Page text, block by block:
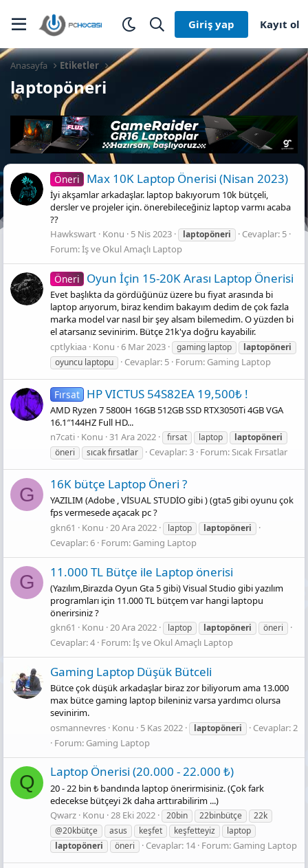
Giriş yap Kayıt ol
Anasayfa Etiketler
laptopöneri
Öneri Max 10K Laptop Önerisi (Nisan 2023)
İyi akşamlar arkadaşlar. laptop bakıyorum 10k bütçeli,
dersler ve projeler için. önerebileceğiniz laptop varmı acaba
??
Hawkswart Konu 5 Nis 2023 laptopöneri
Cevaplar: 5
Forum:İş ve Okul Amaçlı Laptop
Öneri Oyun İçin 15-20K Arası Laptop Önerisi
Evet başlıkta da gördüğünüz üzere bu fiyat arasında bi
laptop arıyorum, biraz kendim bakayım dedim de çok fazla
marka model var nasıl bir şey alsam bilemedim. O yüzden bi
el atarsanız sevinirim. Bütçe 21k'ya doğru kayabilir.
cptlykiaa Konu 6 Mar 2023 gaming laptop
laptopöneri
oyuncu laptopu
Cevaplar: 5 Forum: Gaming Laptop
Fırsat HP VICTUS 54S82EA 19,500₺ !
AMD Ryzen 7 5800H 16GB 512GB SSD RTX3050Ti 4GB VGA
16.1″144HZ Full HD...
n7cati Konu 31 Ara 2022 fırsat laptop
laptopöneri
öneri
sıcak fırsatlar Cevaplar: 3 Forum:Sıcak Fırsatlar
G 16K bütçe Laptop Öneri ?
YAZILIM (Adobe , VİSUAL STUDİO gibi ) (gta5 gibi oyunu çok
fps vermesede açacak pc ?
gkn61
Konu 20 Ara 2022 laptop laptopöneri
Cevaplar: 6 Forum: Gaming Laptop
G 11.000 TL Bütçe ile Laptop önerisi
(Yazılım,Birazda Oyun Gta 5 gibi) Visual Studio gibi yazılım
programları için 11.000 TL bütçem var hangi laptopu
önerirsiniz ?
gkn61
Konu 20 Ara 2022 laptop laptopöneri öneri
Cevaplar: 4 Forum:İş ve Okul Amaçlı Laptop
Gaming Laptop Düşük Bütceli
Bütce çok düşük arkadaşlar biraz zor biliyorum ama 13.000
max bütce gaming laptop bileniniz varsa yardımcı olursa
sevinirim.
osmannevres Konu 5 Kas 2022 laptopöneri
Cevaplar: 2
Forum: Gaming Laptop
Q Laptop Önerisi (20.000 - 22.000 ₺)
20 - 22 bin ₺ bandında laptop önerirmisiniz. (Çok fark
edecekse bütçeyi 2k daha arttırabilirim ...)
Qwarz Konu 28 Eki 2022 20bin 22binbütçe
22k
@20kbütçe
asus keşfet keşfetteyiz
laptop
laptopöneri
öneri Cevaplar: 14 Forum: Gaming Laptop